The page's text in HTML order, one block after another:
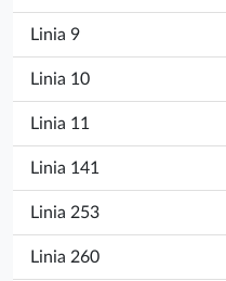
Linia 9
Linia 10
Linia 11
Linia 141
Linia 253
Linia 260